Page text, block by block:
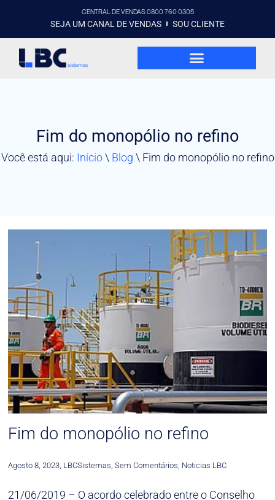
CENTRAL DE VENDAS 0800 760 0305
SEJA UM CANAL DE VENDAS SOU CLIENTE
Fim do monopólio no refino
Você está aqui: Início\ Blog \ Fim do monopólio no refino
Fim do monopólio no refino
Agosto 8, 2023, LBCSistemas, Sem Comentários, Noticias LBC
21/06/2019 – O acordo celebrado entre o Conselho